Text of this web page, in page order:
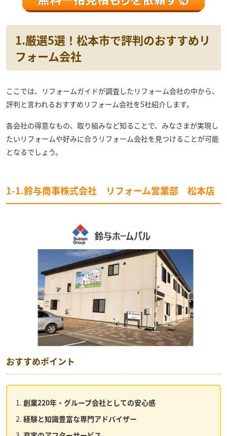
1.厳選5選！松本市で評判のおすすめリ
フォーム会社
ここでは、リフォームガイドが調査したリフォーム会社の中から、
評判と言われるおすすめリフォーム会社を5社紹介します。
各会社の得意なもの、取り組みなど知ることで、みなさまが実現し
たいリフォームや好みに合うリフォーム会社を見つけることが可能
となるでしょう。
1-1.鈴与商事株式会社 リフォーム営業部 松本店
おすすめポイント
創業220年・グループ会社としての安心感
経験と知識豊富な専門アドバイザー